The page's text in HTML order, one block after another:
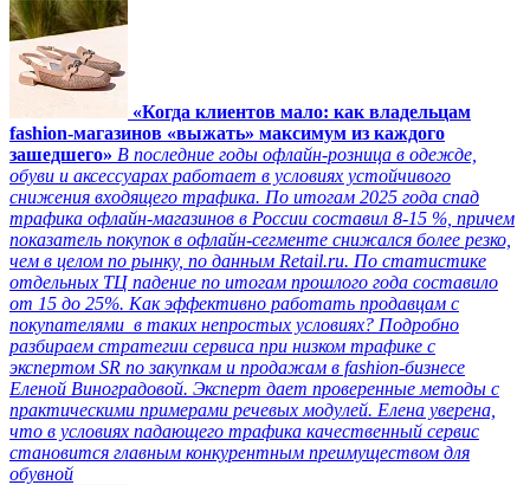
«Когда клиентов мало: как владельцам
fashion-магазинов «выжать» максимум из каждого
зашедшего» В последние годы офлайн-розница в одежде,
обуви и аксессуарах работает в условиях устойчивого
снижения входящего трафика. По итогам 2025 года спад
трафика офлайн-магазинов в России составил 8-15 %, причем
показатель покупок в офлайн-сегменте снижался более резко,
чем в целом по рынку, по данным Retail.ru. По статистике
отдельных ТЦ падение по итогам прошлого года составило
от 15 до 25%. Как эффективно работать продавцам с
покупателями в таких непростых условиях? Подробно
разбираем стратегии сервиса при низком трафике с
экспертом SR по закупкам и продажам в fashion-бизнесе
Еленой Виноградовой. Эксперт дает проверенные методы с
практическими примерами речевых модулей. Елена уверена,
что в условиях падающего трафика качественный сервис
становится главным конкурентным преимуществом для
обувной